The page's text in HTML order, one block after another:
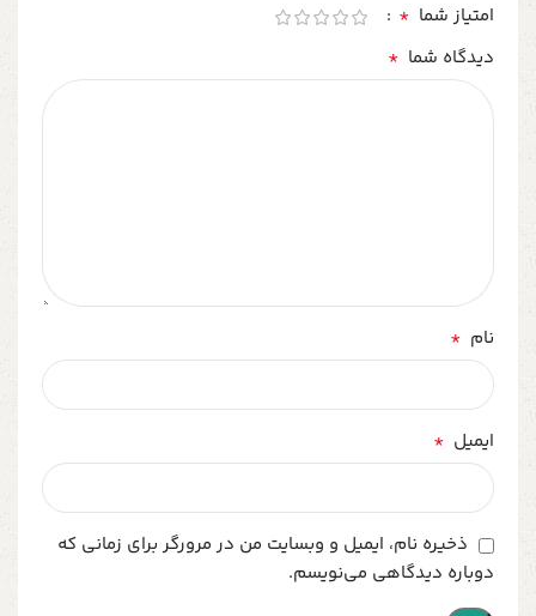
امتیاز شما *
دیدگاه شما *
نام *
ایمیل *
ذخیره نام، ایمیل و وبسایت من در مرورگر برای زمانی که
دوباره دیدگاهی می‌نویسم.